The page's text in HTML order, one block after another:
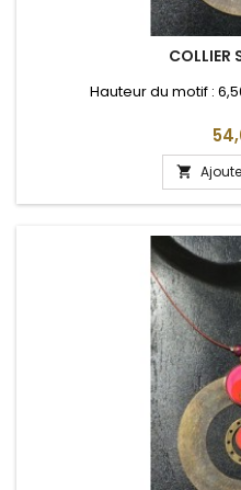
COLLIER
Hauteur du motif :
Prix
